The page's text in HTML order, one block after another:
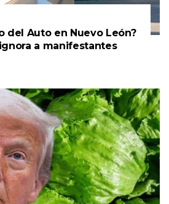
del Auto en Nuevo León?
a manifestantes